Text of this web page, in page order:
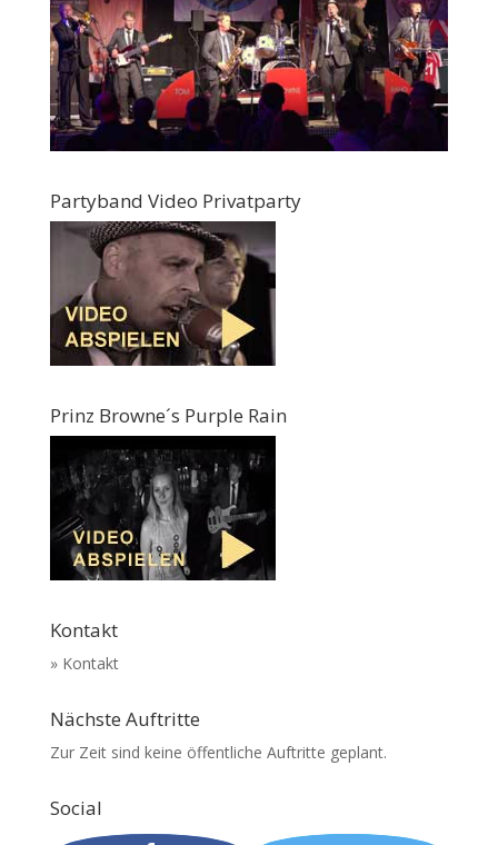
Partyband Video Privatparty
Prinz Browne´s Purple Rain
Kontakt
» Kontakt
Nächste Auftritte
Zur Zeit sind keine öffentliche Auftritte geplant.
Social